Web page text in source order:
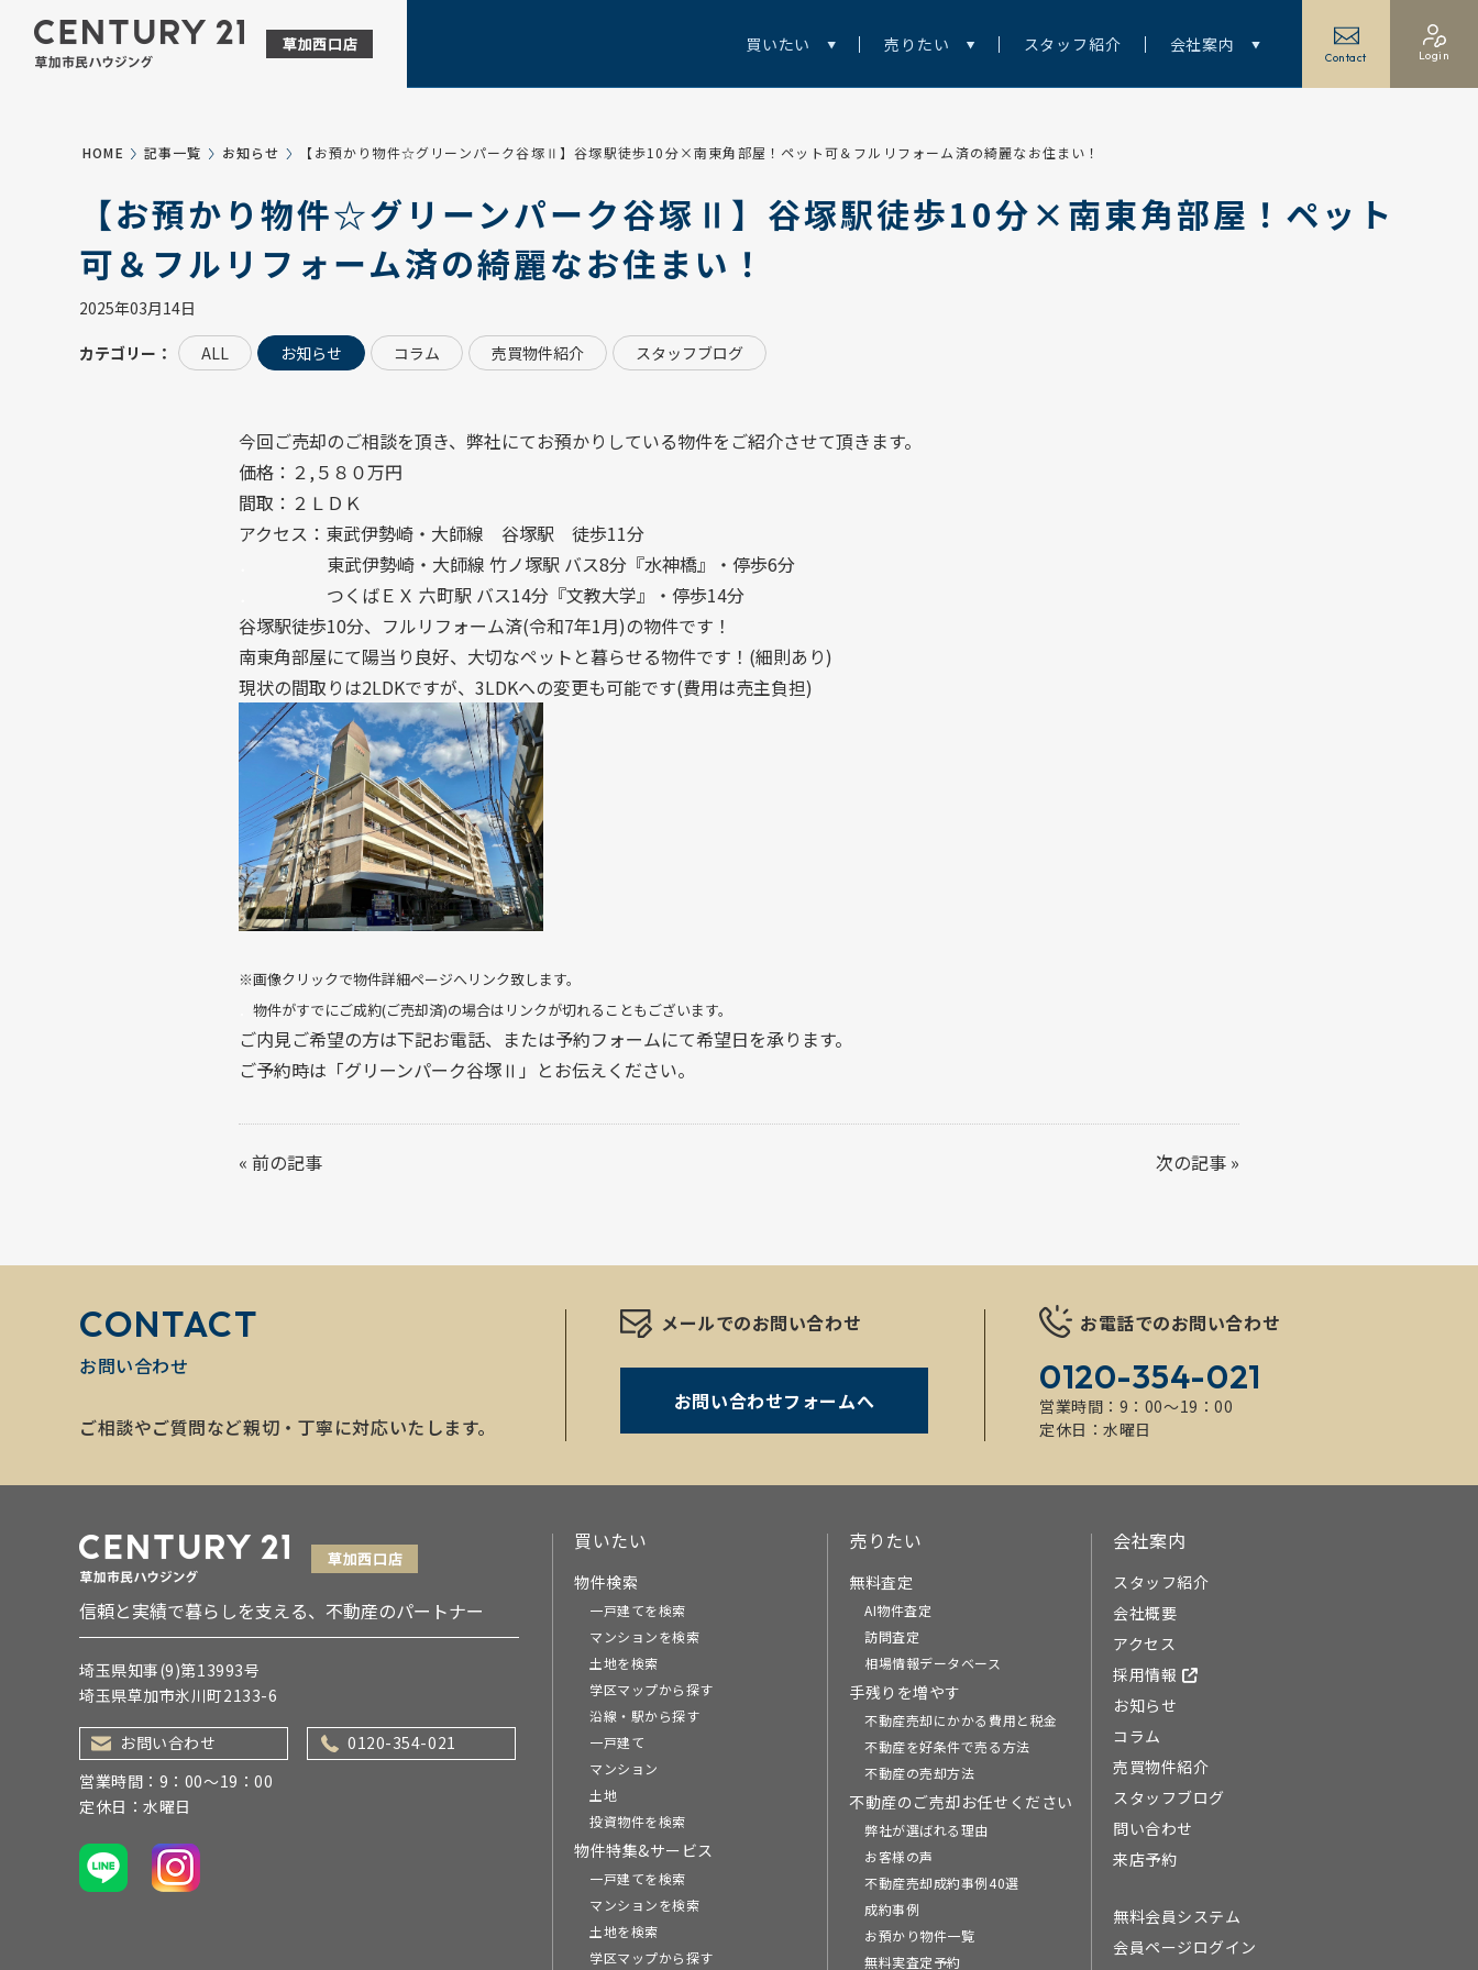
買いたい 売りたい スタッフ紹介 会社案内
Contact Login
HOME 記事一覧 お知らせ 【お預かり物件☆グリーンパーク谷塚Ⅱ】谷塚駅徒歩10分×南東角部屋！ペット可＆フルリフォーム済の綺麗なお住まい！
【お預かり物件☆グリーンパーク谷塚Ⅱ】谷塚駅徒歩10分×南東角部屋！ペット
可＆フルリフォーム済の綺麗なお住まい！
2025年03月14日
カテゴリー： ALL お知らせ コラム 売買物件紹介 スタッフブログ
今回ご売却のご相談を頂き、弊社にてお預かりしている物件をご紹介させて頂きます。
価格：２,５８０万円
間取：２ＬＤＫ
アクセス：東武伊勢崎・大師線 谷塚駅 徒歩11分
東武伊勢崎・大師線 竹ノ塚駅 バス8分『水神橋』・停歩6分
つくばＥＸ 六町駅 バス14分『文教大学』・停歩14分
谷塚駅徒歩10分、フルリフォーム済(令和7年1月)の物件です！
南東角部屋にて陽当り良好、大切なペットと暮らせる物件です！(細則あり)
現状の間取りは2LDKですが、3LDKへの変更も可能です(費用は売主負担)
※画像クリックで物件詳細ページへリンク致します。
物件がすでにご成約(ご売却済)の場合はリンクが切れることもございます。
ご内見ご希望の方は下記お電話、または予約フォームにて希望日を承ります。
ご予約時は「グリーンパーク谷塚Ⅱ」とお伝えください。
« 前の記事 次の記事 »
CONTACT
お問い合わせ
ご相談やご質問など親切・丁寧に対応いたします。
メールでのお問い合わせ
お問い合わせフォームへ
お電話でのお問い合わせ
0120-354-021
営業時間：9：00～19：00
定休日：水曜日
信頼と実績で暮らしを支える、不動産のパートナー
埼玉県知事(9)第13993号
埼玉県草加市氷川町2133-6
お問い合わせ
0120-354-021
営業時間：9：00～19：00
定休日：水曜日
買いたい
物件検索
一戸建てを検索
マンションを検索
土地を検索
学区マップから探す
沿線・駅から探す
一戸建て
マンション
土地
投資物件を検索
物件特集&サービス
一戸建てを検索
マンションを検索
土地を検索
学区マップから探す
売りたい
無料査定
AI物件査定
訪問査定
相場情報データベース
手残りを増やす
不動産売却にかかる費用と税金
不動産を好条件で売る方法
不動産の売却方法
不動産のご売却お任せください
弊社が選ばれる理由
お客様の声
不動産売却成約事例40選
成約事例
お預かり物件一覧
無料実査定予約
会社案内
スタッフ紹介
会社概要
アクセス
採用情報
お知らせ
コラム
売買物件紹介
スタッフブログ
問い合わせ
来店予約
無料会員システム
会員ページログイン